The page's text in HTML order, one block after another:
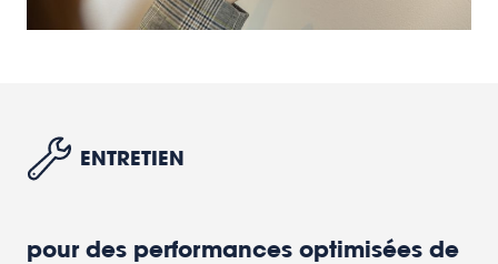
ENTRETIEN
pour des performances optimisées de